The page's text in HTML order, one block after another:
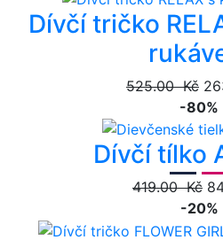
Dívčí tričko
525.00 Kč
-80%
Dívčí tílko
419.00 Kč
-20%